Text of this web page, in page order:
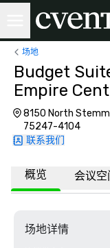
场地
Budget
Empire
8150 North
75247-4104
联系我们
概览 会议空
场地详情